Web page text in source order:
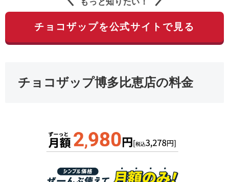
チョコザップを公式サイトで見る
チョコザップ博多比恵店の料金